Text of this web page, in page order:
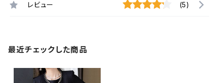
レビュー (5)
最近チェックした商品